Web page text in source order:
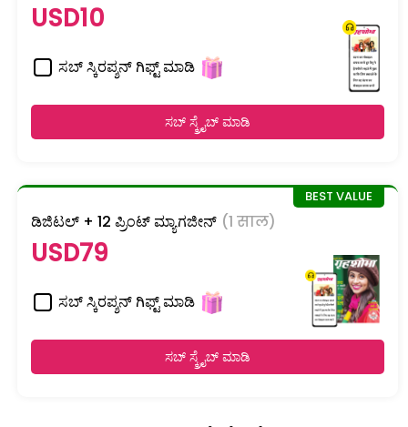
USD10
ಸಬ್ ಸ್ಕಿರಪ್ಶನ್ ಗಿಫ್ಟ್ ಮಾಡಿ
ಸಬ್ ಸ್ಕ್ರೈಬ್ ಮಾಡಿ
ಡಿಜಿಟಲ್ + 12 ಪ್ರಿಂಟ್ ಮ್ಯಾಗಜೀನ್ (1 साल)
USD79
ಸಬ್ ಸ್ಕಿರಪ್ಶನ್ ಗಿಫ್ಟ್ ಮಾಡಿ
ಸಬ್ ಸ್ಕ್ರೈಬ್ ಮಾಡಿ